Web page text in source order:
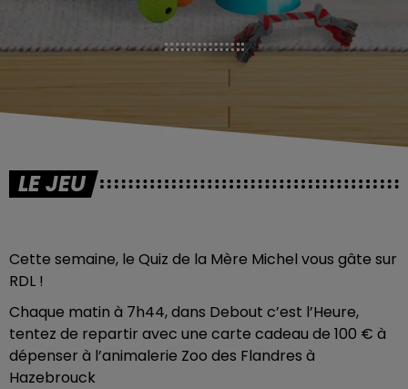
LE JEU
Cette semaine, le Quiz de la Mère Michel vous gâte sur
RDL !
Chaque matin à 7h44, dans Debout c’est l’Heure,
tentez de repartir avec une carte cadeau de 100 € à
dépenser à l’animalerie Zoo des Flandres à
Hazebrouck